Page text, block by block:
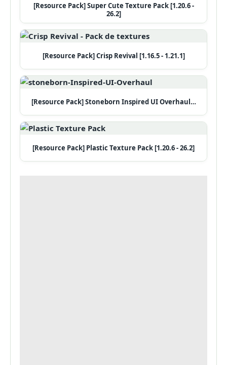
[Resource Pack] Super Cute Texture Pack [1.20.6 -
26.2]
[Resource Pack] Crisp Revival [1.16.5 - 1.21.1]
[Resource Pack] Stoneborn Inspired UI Overhaul…
[Resource Pack] Plastic Texture Pack [1.20.6 - 26.2]